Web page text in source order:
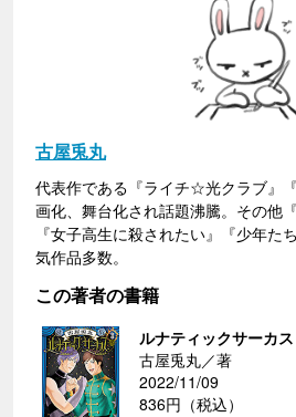
古屋兎丸
代表作である『ライチ☆光クラブ』
画化、舞台化され話題沸騰。その他
『女子高生に殺されたい』『少年た
気作品多数。
この著者の書籍
ルナティックサーカ
古屋兎丸／著
2022/11/09
836円（税込）